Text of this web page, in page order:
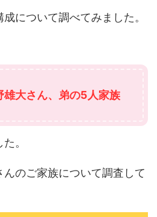
について調べてみました。
雄大さん、弟の5人家族
。
のご家族について調査して